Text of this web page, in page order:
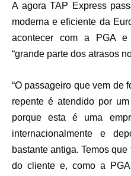
A agora TAP Express
moderna e eficiente da
acontecer com a PGA
“grande parte dos atrasos
“O passageiro que vem de
repente é atendido por
porque esta é uma
internacionalmente e
bastante antiga. Temos
do cliente e, como a